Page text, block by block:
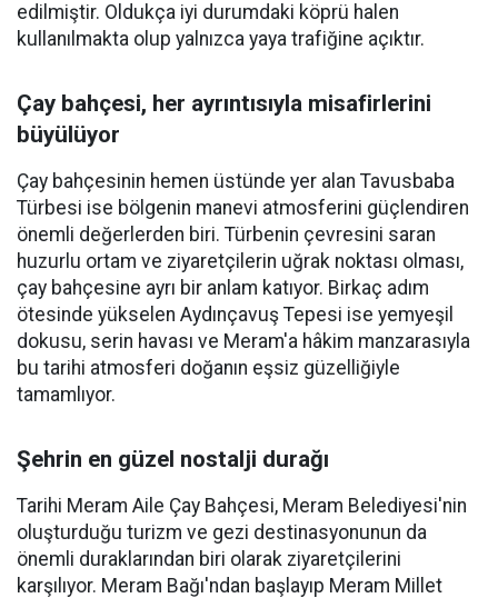
edilmiştir. Oldukça iyi durumdaki köprü halen
kullanılmakta olup yalnızca yaya trafiğine açıktır.
Çay bahçesi, her ayrıntısıyla misafirlerini
büyülüyor
Çay bahçesinin hemen üstünde yer alan Tavusbaba
Türbesi ise bölgenin manevi atmosferini güçlendiren
önemli değerlerden biri. Türbenin çevresini saran
huzurlu ortam ve ziyaretçilerin uğrak noktası olması,
çay bahçesine ayrı bir anlam katıyor. Birkaç adım
ötesinde yükselen Aydınçavuş Tepesi ise yemyeşil
dokusu, serin havası ve Meram'a hâkim manzarasıyla
bu tarihi atmosferi doğanın eşsiz güzelliğiyle
tamamlıyor.
Şehrin en güzel nostalji durağı
Tarihi Meram Aile Çay Bahçesi, Meram Belediyesi'nin
oluşturduğu turizm ve gezi destinasyonunun da
önemli duraklarından biri olarak ziyaretçilerini
karşılıyor. Meram Bağı'ndan başlayıp Meram Millet